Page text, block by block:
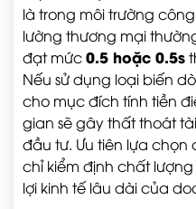
là trong môi trường
lường thương mại
đạt mức0.5 hoặc 0.5s
Nếu sử dụng loại biến
cho mục đích tính tiền
gian sẽ gây thất thoát
đầu tư. Ưu tiên lựa
chỉ kiểm định chất
lợi kinh tế lâu dài của